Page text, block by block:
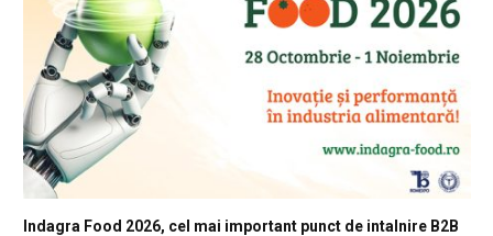
Indagra Food 2026, cel mai important punct de intalnire B2B